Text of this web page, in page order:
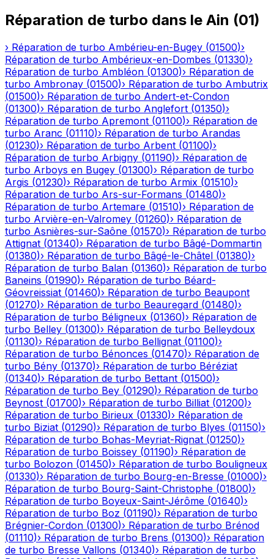
Réparation de turbo dans le Ain (01)
› Réparation de turbo Ambérieu-en-Bugey (01500)›
Réparation de turbo Ambérieux-en-Dombes (01330)›
Réparation de turbo Ambléon (01300)› Réparation de
turbo Ambronay (01500)› Réparation de turbo Ambutrix
(01500)› Réparation de turbo Andert-et-Condon
(01300)› Réparation de turbo Anglefort (01350)›
Réparation de turbo Apremont (01100)› Réparation de
turbo Aranc (01110)› Réparation de turbo Arandas
(01230)› Réparation de turbo Arbent (01100)›
Réparation de turbo Arbigny (01190)› Réparation de
turbo Arboys en Bugey (01300)› Réparation de turbo
Argis (01230)› Réparation de turbo Armix (01510)›
Réparation de turbo Ars-sur-Formans (01480)›
Réparation de turbo Artemare (01510)› Réparation de
turbo Arvière-en-Valromey (01260)› Réparation de
turbo Asnières-sur-Saône (01570)› Réparation de turbo
Attignat (01340)› Réparation de turbo Bâgé-Dommartin
(01380)› Réparation de turbo Bâgé-le-Châtel (01380)›
Réparation de turbo Balan (01360)› Réparation de turbo
Baneins (01990)› Réparation de turbo Béard-
Géovreissiat (01460)› Réparation de turbo Beaupont
(01270)› Réparation de turbo Beauregard (01480)›
Réparation de turbo Béligneux (01360)› Réparation de
turbo Belley (01300)› Réparation de turbo Belleydoux
(01130)› Réparation de turbo Bellignat (01100)›
Réparation de turbo Bénonces (01470)› Réparation de
turbo Bény (01370)› Réparation de turbo Béréziat
(01340)› Réparation de turbo Bettant (01500)›
Réparation de turbo Bey (01290)› Réparation de turbo
Beynost (01700)› Réparation de turbo Billiat (01200)›
Réparation de turbo Birieux (01330)› Réparation de
turbo Biziat (01290)› Réparation de turbo Blyes (01150)›
Réparation de turbo Bohas-Meyriat-Rignat (01250)›
Réparation de turbo Boissey (01190)› Réparation de
turbo Bolozon (01450)› Réparation de turbo Bouligneux
(01330)› Réparation de turbo Bourg-en-Bresse (01000)›
Réparation de turbo Bourg-Saint-Christophe (01800)›
Réparation de turbo Boyeux-Saint-Jérôme (01640)›
Réparation de turbo Boz (01190)› Réparation de turbo
Brégnier-Cordon (01300)› Réparation de turbo Brénod
(01110)› Réparation de turbo Brens (01300)› Réparation
de turbo Bresse Vallons (01340)› Réparation de turbo